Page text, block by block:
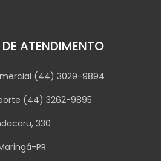
ATENDIMENTO
(44) 3029-9894
(44) 3262-9895
330
PR